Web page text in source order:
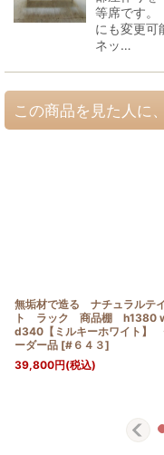
等席です。
にも変更
ネッ…
この商品を見た人に
無垢材で造る ナチュラルテ
ト ラック 商品棚 h1380
d340【ミルキーホワイト】
ーダー品 [#６４３]
39,800円(税込)